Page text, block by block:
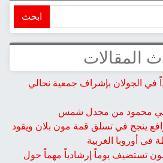
المقالات
جديداً في الجولان بإشراف جمعية نحالي
علي محمود من مجدل شمس
رافع ينجح في تسلق قمة مون بلان ويقود
في أوروبا الغربية
تستضيف يوماً إرشادياً مهماً حول